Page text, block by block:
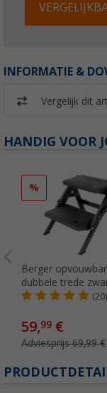
INFORMATIE &
Vergelijk dit
HANDIG VOOR
%
Berger
dubbele trede
(20)
59,99 €
Adviesprijs 69,99 €